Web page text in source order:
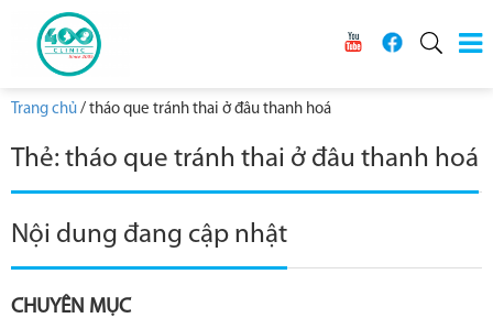
Trang chủ / tháo que tránh thai ở đâu thanh hoá
Thẻ: tháo que tránh thai ở đâu thanh hoá
Nội dung đang cập nhật
CHUYÊN MỤC